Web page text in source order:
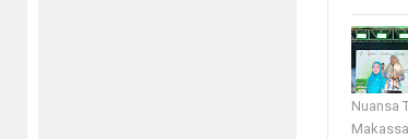
Nuansa